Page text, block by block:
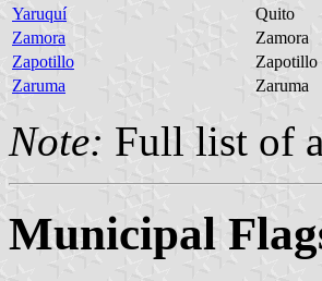
Yaruquí
Quito
Zamora
Zamora
Zapotillo
Zapotillo
Zaruma
Zaruma
Note: Full list of
Municipal